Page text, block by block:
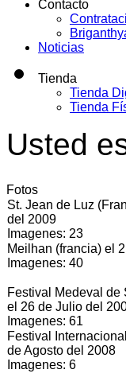
Contacto
Noticias
Tienda
Tienda
Tienda
Usted
Fotos
St. Jean de Luz
del 2009
Imagenes: 23
Meilhan (francia) el
Imagenes: 40
Festival Medeval
el 26 de Julio del
Imagenes: 61
Festival
de Agosto del 2008
Imagenes: 6